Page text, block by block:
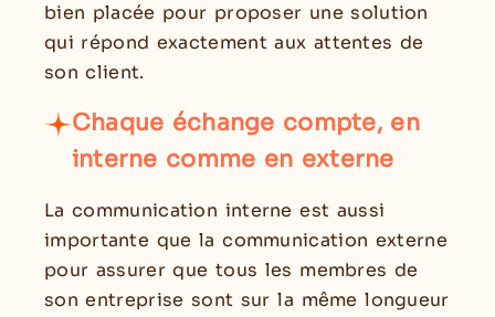
bien placée pour proposer une solution
qui répond exactement aux attentes de
son client.
Chaque échange compte, en
interne comme en externe
La communication interne est aussi
importante que la communication externe
pour assurer que tous les membres de
son entreprise sont sur la même longueur